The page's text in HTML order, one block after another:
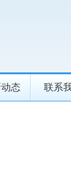
态 联系